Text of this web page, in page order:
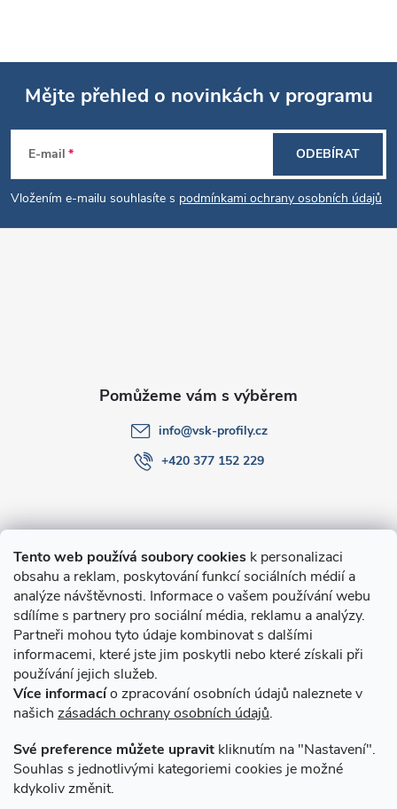
Tento web používá soubory cookies k personalizaci
obsahu a reklam, poskytování funkcí sociálních médií a
analýze návštěvnosti. Informace o vašem používání webu
sdílíme s partnery pro sociální média, reklamu a analýzy.
Partneři mohou tyto údaje kombinovat s dalšími
informacemi, které jste jim poskytli nebo které získali při
používání jejich služeb.
Více informacío zpracování osobních údajů naleznete v
našich zásadách ochrany osobních údajů.
Své preference můžete upravit kliknutím na "Nastavení".
Souhlas s jednotlivými kategoriemi cookies je možné
kdykoliv změnit.
Z
á
p
Mějte přehled o novinkách v programu
E-mail
Vložením e-mailu souhlasíte s podmínkami ochrany osobních údajů
ODEBÍRAT
O nákupu
Novinky v programu Alusic
Archiv
info@vsk-profily.cz
+420 377 152 229
Způsoby dopravy